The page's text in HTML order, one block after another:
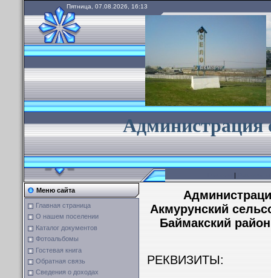
Пятница, 07.08.2026, 16:13
Администрация
|
Меню сайта
Главная страница
О нашем поселении
Каталог документов
Фотоальбомы
Гостевая книга
Обратная связь
Сведения о доходах
Акмурунский
Баймакский
РЕКВИЗИТЫ: